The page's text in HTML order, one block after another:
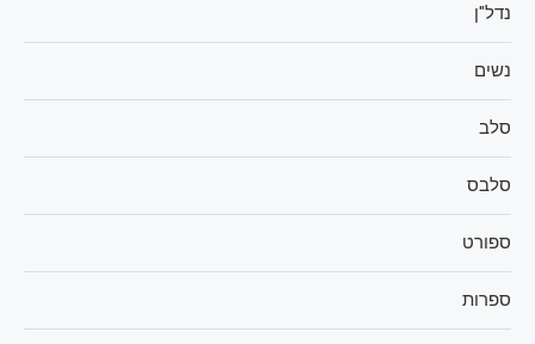
נדל"ן
נשים
סלב
סלבס
ספורט
ספרות